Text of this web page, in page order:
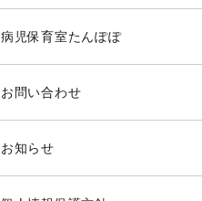
病児保育室たんぽぽ
お問い合わせ
お知らせ